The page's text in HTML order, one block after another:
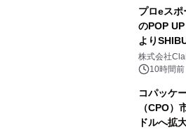
プロeスポ
のPOP
より
開催決定
株式会社
10時間前
コパッケ
（CPO
ドルへ拡